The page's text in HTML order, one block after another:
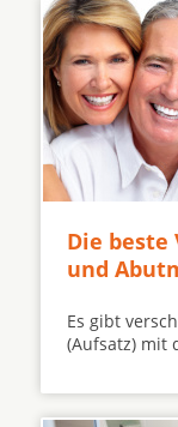
Die
und
Es gibt
(Aufsatz) mit